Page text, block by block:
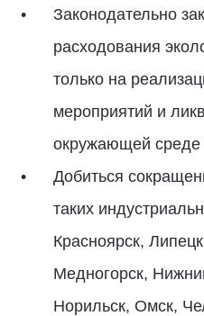
Законодательно
расходования
только на
мероприятий и
окружающей среде
Добиться
таких
Красноярск,
Медногорск,
Норильск, Омск,